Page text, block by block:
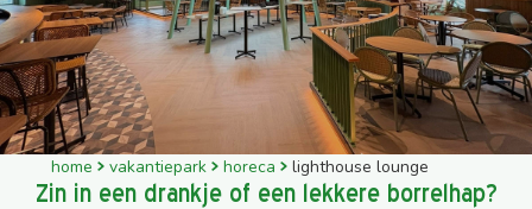
home vakantiepark horeca lighthouse lounge
Zin in een drankje of een lekkere borrelhap?